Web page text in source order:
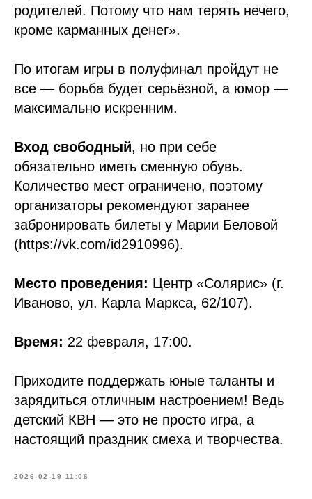
родителей. Потому что нам терять нечего,
кроме карманных денег».
По итогам игры в полуфинал пройдут не
все — борьба будет серьёзной, а юмор —
максимально искренним.
Вход свободный, но при себе
обязательно иметь сменную обувь.
Количество мест ограничено, поэтому
организаторы рекомендуют заранее
забронировать билеты у Марии Беловой
(https://vk.com/id2910996).
Место проведения: Центр «Солярис» (г.
Иваново, ул. Карла Маркса, 62/107).
Время: 22 февраля, 17:00.
Приходите поддержать юные таланты и
зарядиться отличным настроением! Ведь
детский КВН — это не просто игра, а
настоящий праздник смеха и творчества.
2026-02-19 11:06